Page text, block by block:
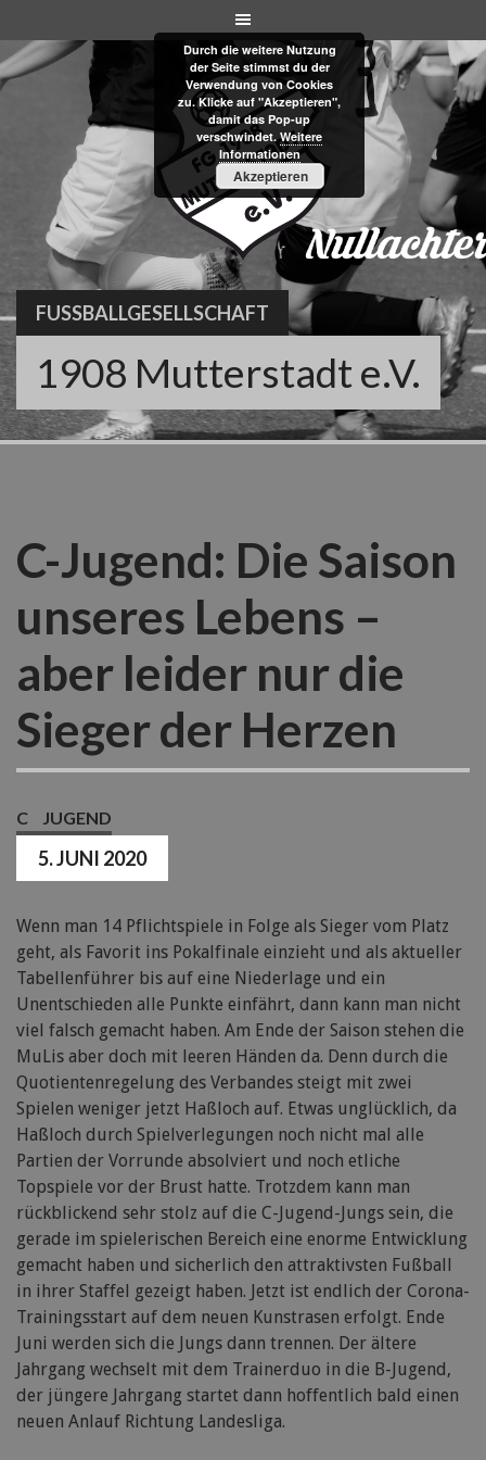
to
content
FUSSBALLGESELLSCHAFT
1908 Mutterstadt e.V.
C-Jugend: Die Saison
unseres Lebens –
aber leider nur die
Sieger der Herzen
C JUGEND
5. JUNI 2020
Wenn man 14 Pflichtspiele in Folge als Sieger vom Platz
geht, als Favorit ins Pokalfinale einzieht und als aktueller
Tabellenführer bis auf eine Niederlage und ein
Unentschieden alle Punkte einfährt, dann kann man nicht
viel falsch gemacht haben. Am Ende der Saison stehen die
MuLis aber doch mit leeren Händen da. Denn durch die
Quotientenregelung des Verbandes steigt mit zwei
Spielen weniger jetzt Haßloch auf. Etwas unglücklich, da
Haßloch durch Spielverlegungen noch nicht mal alle
Partien der Vorrunde absolviert und noch etliche
Topspiele vor der Brust hatte. Trotzdem kann man
rückblickend sehr stolz auf die C-Jugend-Jungs sein, die
gerade im spielerischen Bereich eine enorme Entwicklung
gemacht haben und sicherlich den attraktivsten Fußball
in ihrer Staffel gezeigt haben. Jetzt ist endlich der Corona-
Trainingsstart auf dem neuen Kunstrasen erfolgt. Ende
Juni werden sich die Jungs dann trennen. Der ältere
Jahrgang wechselt mit dem Trainerduo in die B-Jugend,
der jüngere Jahrgang startet dann hoffentlich bald einen
neuen Anlauf Richtung Landesliga.
Durch die weitere Nutzung
der Seite stimmst du der
Verwendung von Cookies
zu. Klicke auf "Akzeptieren",
damit das Pop-up
verschwindet.Weitere
Informationen
Akzeptieren